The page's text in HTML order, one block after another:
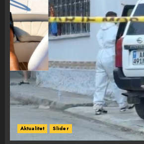
Aktualitet Slider